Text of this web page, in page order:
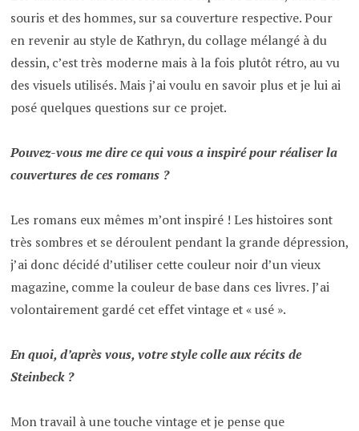
souris et des hommes, sur sa couverture respective. Pour
en revenir au style de Kathryn, du collage mélangé à du
dessin, c’est très moderne mais à la fois plutôt rétro, au vu
des visuels utilisés. Mais j’ai voulu en savoir plus et je lui ai
posé quelques questions sur ce projet.
Pouvez-vous me dire ce qui vous a inspiré pour réaliser la
couvertures de ces romans ?
Les romans eux mêmes m’ont inspiré ! Les histoires sont
très sombres et se déroulent pendant la grande dépression,
j’ai donc décidé d’utiliser cette couleur noir d’un vieux
magazine, comme la couleur de base dans ces livres. J’ai
volontairement gardé cet effet vintage et « usé ».
En quoi, d’après vous, votre style colle aux récits de
Steinbeck ?
Mon travail à une touche vintage et je pense que